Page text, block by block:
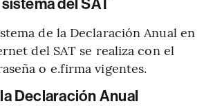
del SAT
de la Declaración Anual en
del SAT se realiza con el
o e.firma vigentes.
Declaración Anual